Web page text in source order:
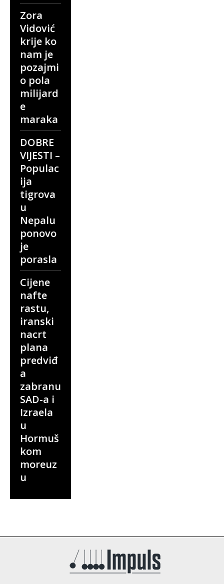
Zora
Vidović
krije ko
nam je
pozajmi
o pola
milijard
e
maraka
DOBRE
VIJESTI –
Populac
ija
tigrova
u
Nepalu
ponovo
je
porasla
Cijene
nafte
rastu,
iranski
nacrt
plana
predviđ
a
zabranu
SAD-a i
Izraela
u
Hormuš
kom
moreuz
u